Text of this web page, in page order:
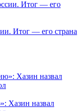
Итог — его страна
Хазин назвал